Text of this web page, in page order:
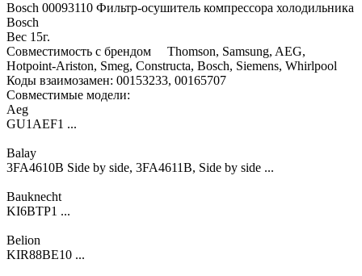
Bosch 00093110 Фильтр-осушитель компрессора холодильника
Bosch
Вес 15г.
Совместимость с брендом Thomson, Samsung, AEG,
Hotpoint-Ariston, Smeg, Constructa, Bosch, Siemens, Whirlpool
Коды взаимозамен: 00153233, 00165707
Совместимые модели:
Aeg
GU1AEF1 ...
Balay
3FA4610B Side by side, 3FA4611B, Side by side ...
Bauknecht
KI6BTP1 ...
Belion
KIR88BE10 ...